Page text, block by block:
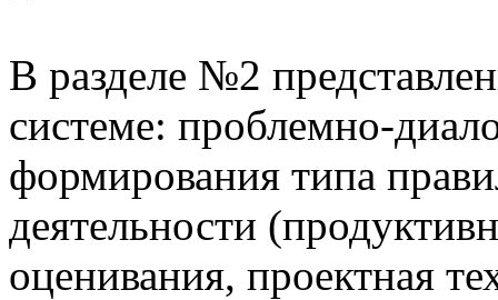
В разделе №2
системе: проблемно-
формирования типа
деятельности
оценивания, проектная